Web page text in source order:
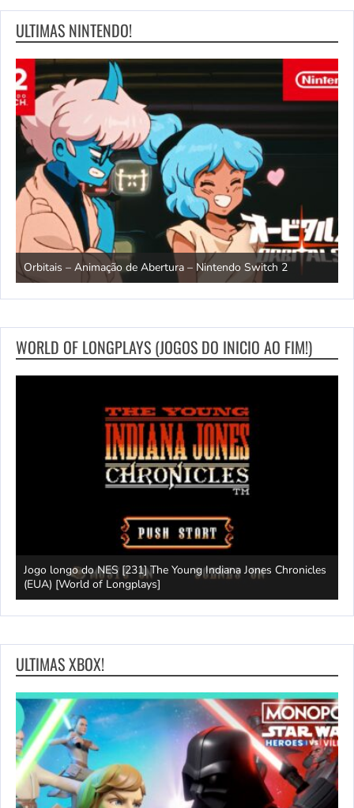
ULTIMAS NINTENDO!
Orbitais – Animação de Abertura – Nintendo Switch 2
WORLD OF LONGPLAYS (JOGOS DO INICIO AO FIM!)
Jogo longo do NES [231] The Young Indiana Jones Chronicles
(EUA) [World of Longplays]
ULTIMAS XBOX!